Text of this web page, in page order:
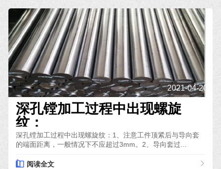
2021-04-20
深孔镗加工过程中出现螺旋
纹：
深孔镗加工过程中出现螺旋纹：1、注意工件顶紧后与导向套
的端面距离，一般情况下不应超过3mm。2、导向套过...
阅读全文